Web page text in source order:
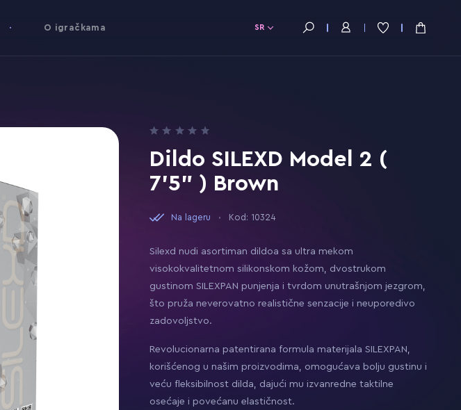
O igračkama SR
Dildo SILEXD Model 2 (
7'5" ) Brown
Na lageru Kod: 10324
Silexd nudi asortiman dildoa sa ultra mekom
visokokvalitetnom silikonskom kožom, dvostrukom
gustinom SILEXPAN punjenja i tvrdom unutrašnjom jezgrom,
što pruža neverovatno realistične senzacije i neuporedivo
zadovoljstvo.
Revolucionarna patentirana formula materijala SILEXPAN,
korišćenog u našim proizvodima, omogućava bolju gustinu i
veću fleksibilnost dilda, dajući mu izvanredne taktilne
osećaje i povećanu elastičnost.